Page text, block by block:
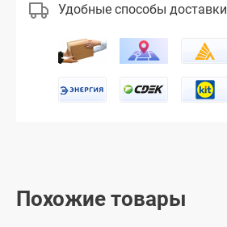
Удобные способы доставки
Похожие товары